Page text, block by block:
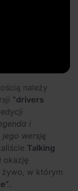
należy
“drivers
i
jego wersję
Talking
okazję
w którym
.